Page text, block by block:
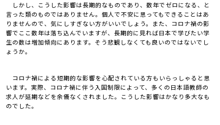
しかし、こうした影響は長期的なものであり、数年でゼロになる、と
言った類のものではありません。個人で不安に思ってもできることはあ
りませんので、気にしすぎない方がいいでしょう。また、コロナ禍の影
響でここ数年は落ち込んでいますが、長期的に見れば日本で学びたい学
生の数は増加傾向にあります。そう悲観しなくても良いのではないでし
ょうか。
コロナ禍による短期的な影響を心配されている方もいらっしゃると思
います。実際、コロナ禍に伴う入国制限によって、多くの日本語教師の
求人が延期などを余儀なくされました。こうした影響はかなり多大なも
のでした。